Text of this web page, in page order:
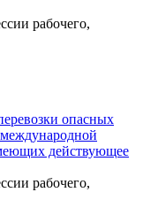
рабочего,
опасных
действующее
рабочего,